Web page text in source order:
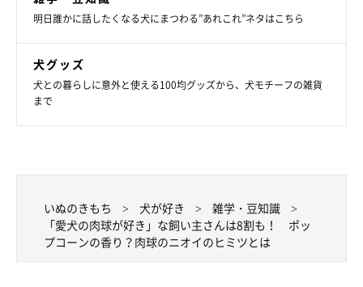
明日誰かに話したくなる犬にまつわる”あれこれ”ネタはこちら
犬グッズ
犬との暮らしに意外と使える100均グッズから、犬モチーフの雑貨
まで
いぬのきもち 犬が好き
雑学・豆知識
「愛犬の肉球が好き」な飼い主さんは8割も！ ポッ
プコーンの香り？肉球のニオイのヒミツとは